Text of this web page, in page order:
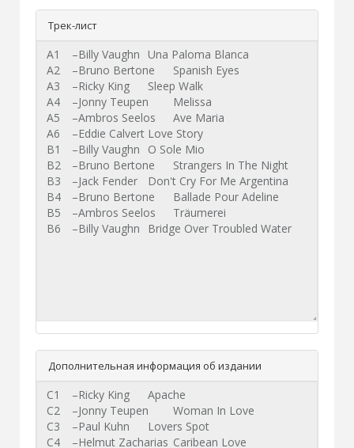
Трек-лист
Дополнительная информация об издании